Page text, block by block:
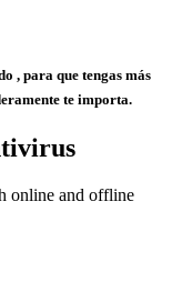
, para que tengas más
te importa.
online and offline